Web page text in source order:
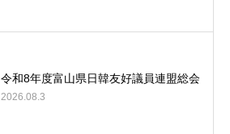
令和8年度富山県日韓友好議員連盟総会
2026.08.3